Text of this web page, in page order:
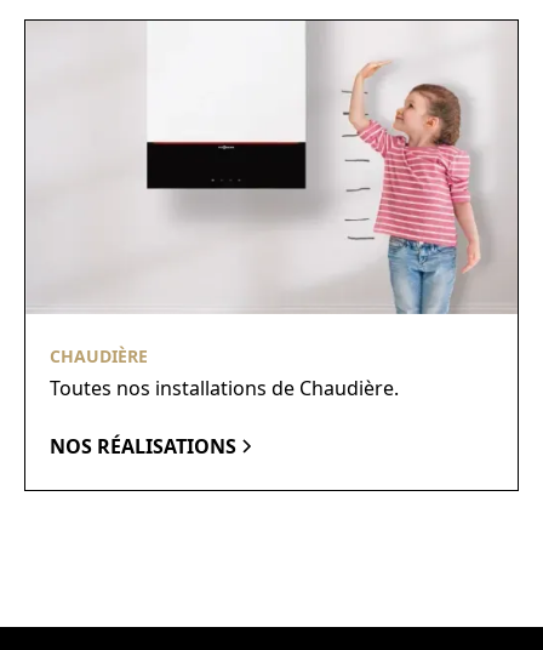
CHAUDIÈRE
Toutes nos installations de Chaudière.
NOS RÉALISATIONS